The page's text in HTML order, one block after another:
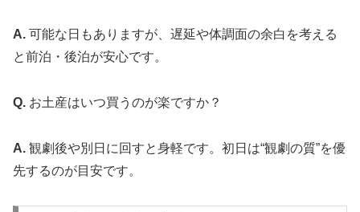
A. 可能な日もありますが、遅延や体調面の余白を考える
と前泊・後泊が安心です。
Q. お土産はいつ買うのが楽ですか？
A. 観劇後や別日に回すと身軽です。初日は“観劇の質”を優
先するのが目安です。